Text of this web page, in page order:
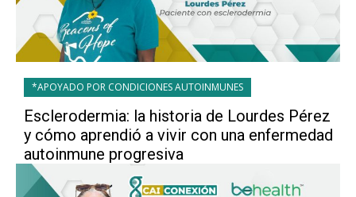
*APOYADO POR CONDICIONES AUTOINMUNES
Esclerodermia: la historia de Lourdes Pérez
y cómo aprendió a vivir con una enfermedad
autoinmune progresiva